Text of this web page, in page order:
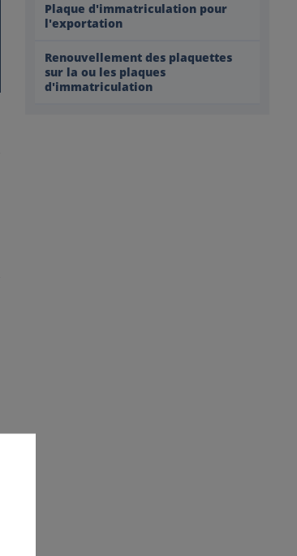
Plaque d'immatriculation pour
l'exportation
Renouvellement des plaquettes
sur la ou les plaques
d'immatriculation